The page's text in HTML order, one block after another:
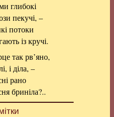
глибокі
пекучі, –
потоки
із кручі.
так рв’яно,
і діла, –
рано
бриніла?..